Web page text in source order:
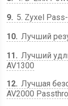
9
5. Zyxel
10 Лучший
11
Лучший
AV1300
12 Лучшая
AV2000